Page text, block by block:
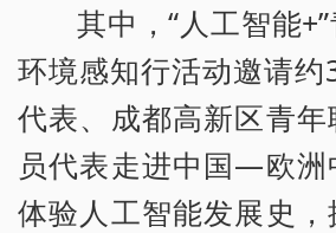
其中，“人工智能
环境感知行活动邀请约
代表、成都高新区青
员代表走进中国—欧洲
体验人工智能发展史